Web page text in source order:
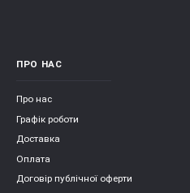
ПРО НАС
Про нас
Графік роботи
Доставка
Оплата
Договір публічної оферти